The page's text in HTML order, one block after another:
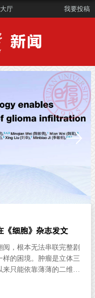
厅 我要投稿
《细胞》杂志发文
，根本无法串联完整剧
的困境。肿瘤是立体三
只能依靠薄薄的二维切
易遗漏关键病变区域，